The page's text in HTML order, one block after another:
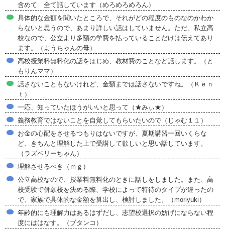
含めて 全て話しています（めろめろめろん）
具体的な金額を聞いたところで、それがどの程度のものなのかわか
らないと思うので、あまり詳しい話はしていません。ただ、私立高
校なので、公立より多額の学費を払っていることだけは伝えてあり
ます。（ようちゃんの母）
高校授業料無料化の話をはじめ、教材費のことなど話します。（と
もりんママ）
話さないこともないけれど、金額までは話さないですね。（Ｋｅｎ
ｔ）
一応、知っていたほうがいいと思って（★みぃ★）
義務教育ではないことを自覚してもらいたいので（じゃむ１１）
お金の心配をさせるつもりはないですが、夏期講習一回いくらな
ど、きちんと理解した上で受講して欲しいと思い話しています。
（ラズベリーちゃん）
理解させるべき（ｍｇ）
公立高校なので、授業料無料化のときに話しをしました。また、高
校受験で併願校を決める際、学校によって特待のタイプが違ったの
で、家族で具体的な金額を算出し、検討しました。（moriyuki）
年齢的にも理解力はあるはずだし、志望校選択の妨げにならない程
度にははなす。（ブタンコ）